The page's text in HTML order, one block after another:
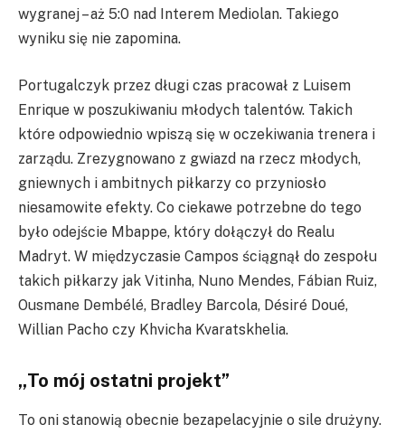
wygranej – aż 5:0 nad Interem Mediolan. Takiego
wyniku się nie zapomina.
Portugalczyk przez długi czas pracował z Luisem
Enrique w poszukiwaniu młodych talentów. Takich
które odpowiednio wpiszą się w oczekiwania trenera i
zarządu. Zrezygnowano z gwiazd na rzecz młodych,
gniewnych i ambitnych piłkarzy co przyniosło
niesamowite efekty. Co ciekawe potrzebne do tego
było odejście Mbappe, który dołączył do Realu
Madryt. W międzyczasie Campos ściągnął do zespołu
takich piłkarzy jak Vitinha, Nuno Mendes, Fábian Ruiz,
Ousmane Dembélé, Bradley Barcola, Désiré Doué,
Willian Pacho czy Khvicha Kvaratskhelia.
„To mój ostatni projekt”
To oni stanowią obecnie bezapelacyjnie o sile drużyny.